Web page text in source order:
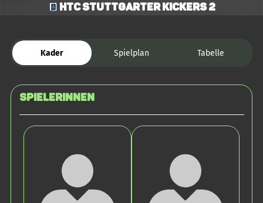
HTC Stuttgarter Kickers 2
Kader Spielplan Tabelle
SPIELERINNEN